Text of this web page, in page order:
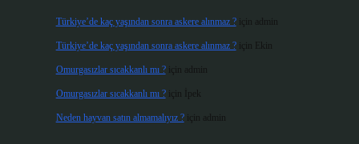
Türkiye’de kaç yaşından sonra askere alınmaz ?için admin
Türkiye’de kaç yaşından sonra askere alınmaz ?için Ekin
Omurgasızlar sıcakkanlı mı ?için admin
Omurgasızlar sıcakkanlı mı ?için İpek
Neden hayvan satın almamalıyız ?için admin